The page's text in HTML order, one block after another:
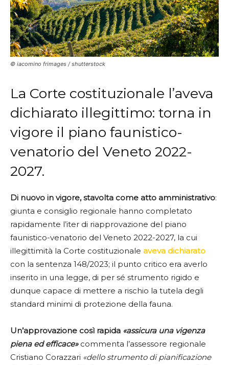
© iacomino frimages / shutterstock
La Corte costituzionale l’aveva
dichiarato illegittimo: torna in
vigore il piano faunistico-
venatorio del Veneto 2022-
2027.
Di nuovo in vigore, stavolta come atto amministrativo:
giunta e consiglio regionale hanno completato
rapidamente l’iter di riapprovazione del piano
faunistico-venatorio del Veneto 2022-2027, la cui
illegittimità la Corte costituzionale aveva dichiarato
con la sentenza 148/2023; il punto critico era averlo
inserito in una legge, di per sé strumento rigido e
dunque capace di mettere a rischio la tutela degli
standard minimi di protezione della fauna.
Un’approvazione così rapida «assicura una vigenza
piena ed efficace»commenta l’assessore regionale
Cristiano Corazzari «dello strumento di pianificazione